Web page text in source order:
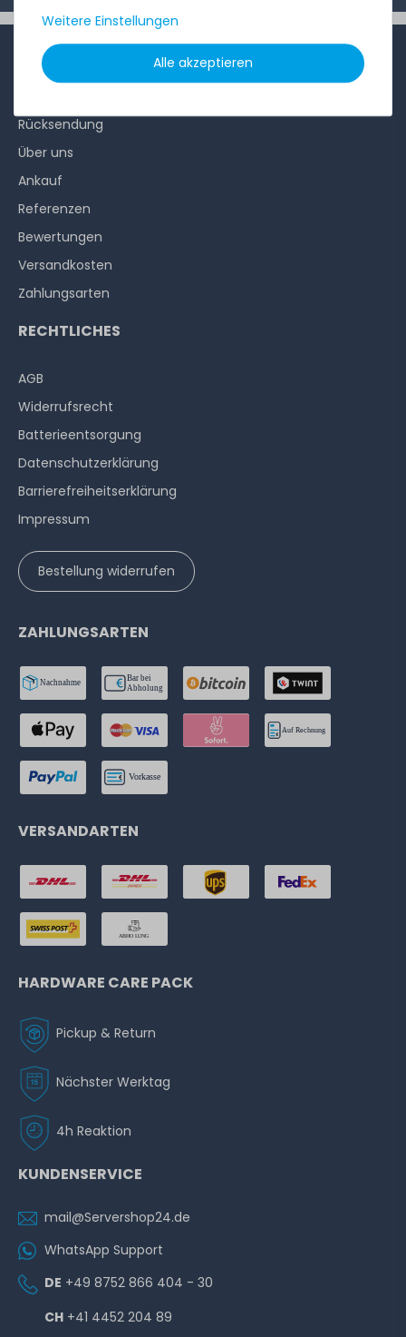
Weitere Einstellungen
Alle akzeptieren
INFORMATIONEN
Rücksendung
Über uns
Ankauf
Referenzen
Bewertungen
Versandkosten
Zahlungsarten
RECHTLICHES
AGB
Widerrufs­recht
Batterieentsorgung
Datenschutzerklärung
Barrierefreiheitserklärung
Impressum
Bestellung widerrufen
ZAHLUNGSARTEN
VERSANDARTEN
HARDWARE CARE PACK
Pickup & Return
Nächster Werktag
4h Reaktion
KUNDENSERVICE
mail@Servershop24.de
WhatsApp Support
DE +49 8752 866 404 - 30
CH +41 4452 204 89